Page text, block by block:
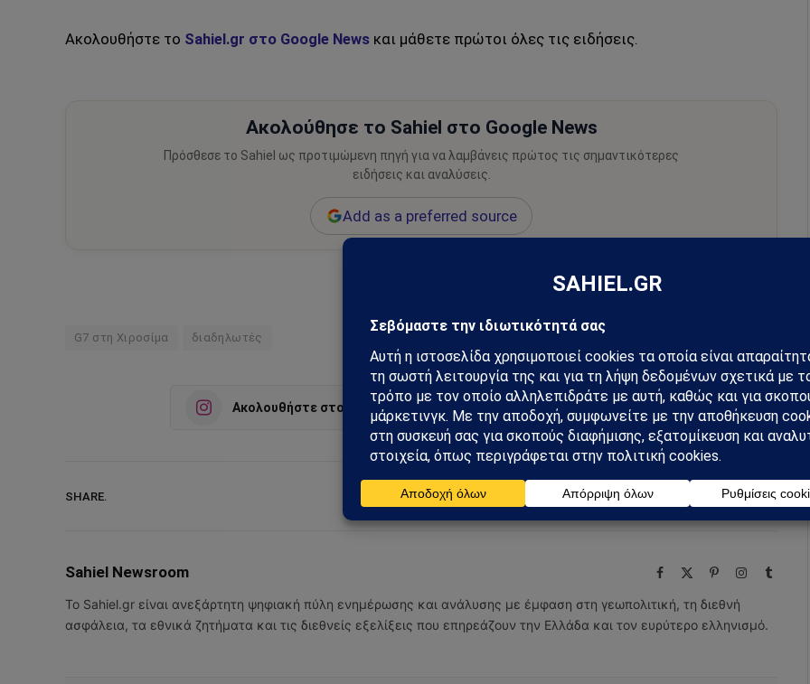
Ακολουθήστε το Sahiel.gr στο Google News και μάθετε πρώτοι όλες τις ειδήσεις.
Ακολούθησε το Sahiel στο Google News
Πρόσθεσε το Sahiel ως προτιμώμενη πηγή για να λαμβάνεις πρώτος τις σημαντικότερες
ειδήσεις και αναλύσεις.
Add as a preferred source
G7 στη Χιροσίμα διαδηλωτές
Ακολουθήστε στο Instagram Ακολουθήστε στο YouTube
SHARE.
Facebook Twitter Pinterest Tumblr
Sahiel Newsroom Facebook PinterestInstagramTumblr
Το Sahiel.gr είναι ανεξάρτητη ψηφιακή πύλη ενημέρωσης και ανάλυσης με έμφαση στη γεωπολιτική, τη διεθνή
ασφάλεια, τα εθνικά ζητήματα και τις διεθνείς εξελίξεις που επηρεάζουν την Ελλάδα και τον ευρύτερο ελληνισμό.